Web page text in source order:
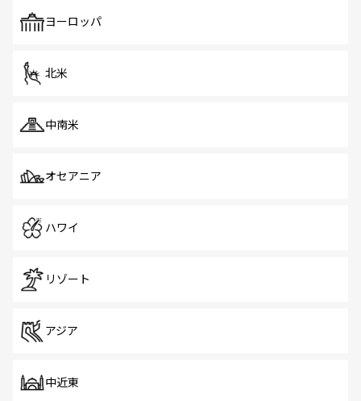
で、ホーカーズは地元の風情を楽しめる外せないスポット
ヨーロッパ
北米
中南米
オセアニア
ハワイ
リゾート
アジア
中近東